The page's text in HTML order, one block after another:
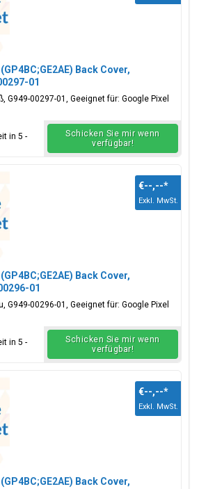
Back Cover,
01
G949-00297-01, Geeignet für: Google Pixel
in 5 -
Schicken Sie mir wenn
verfügbar!
Back Cover,
01
G949-00296-01, Geeignet für: Google Pixel
€--,--*
Exkl. MwSt.
in 5 -
Schicken Sie mir wenn
verfügbar!
Back Cover,
€--,--*
Exkl. MwSt.